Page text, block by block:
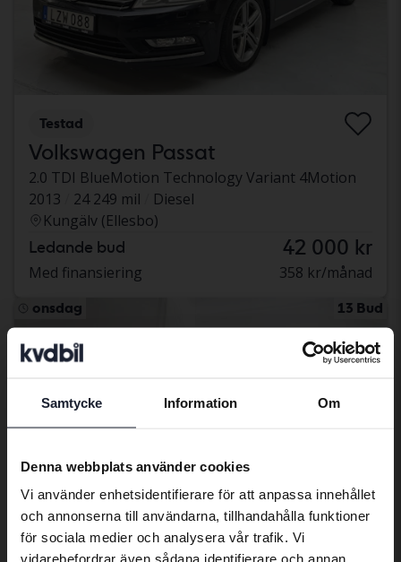
Samtycke Information Om
Denna webbplats använder cookies
Vi använder enhetsidentifierare för att anpassa innehållet
och annonserna till användarna, tillhandahålla funktioner
för sociala medier och analysera vår trafik. Vi
vidarebefordrar även sådana identifierare och annan
Testad
Volkswagen Passat
2.0 TDI BlueMotion Technology Variant 4Motion
2013
24 249 mil
Diesel
Kungälv (Ellesbo)
Ledande bud 42 000 kr
Med finansiering 358 kr/månad
onsdag 13 Bud
Preferred language
We have detected that your browser
Swedish. To better service our friends
abroad we have an English language
site (kvdcars.com) that contains all the